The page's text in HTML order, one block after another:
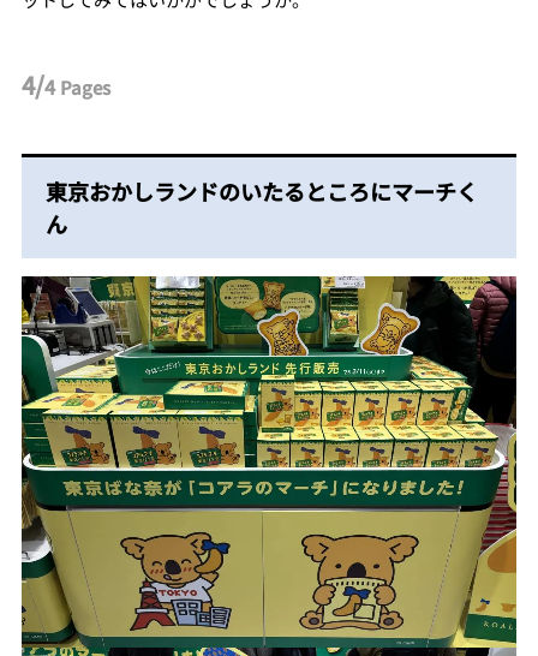
4/4Pages
東京おかしランドのいたるところにマーチく
ん